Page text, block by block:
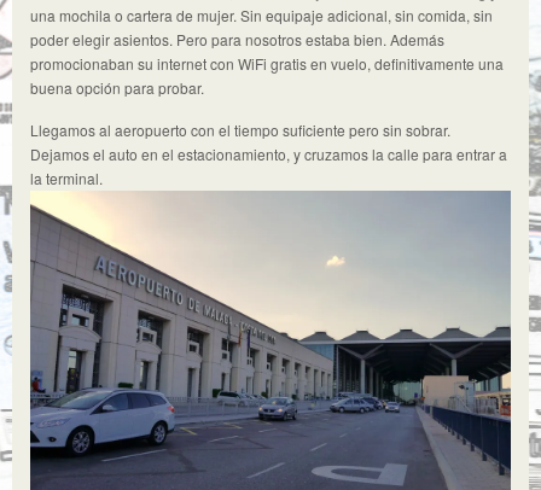
una mochila o cartera de mujer. Sin equipaje adicional, sin comida, sin
poder elegir asientos. Pero para nosotros estaba bien. Además
promocionaban su internet con WiFi gratis en vuelo, definitivamente una
buena opción para probar.
Llegamos al aeropuerto con el tiempo suficiente pero sin sobrar.
Dejamos el auto en el estacionamiento, y cruzamos la calle para entrar a
la terminal.